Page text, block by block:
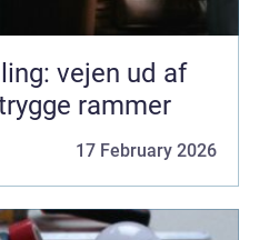
vejen ud af
rammer
17 February 2026